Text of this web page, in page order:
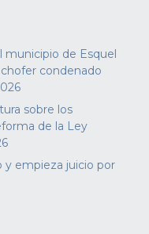
municipio de Esquel
condenado
sobre los
de la Ley
y empieza juicio por